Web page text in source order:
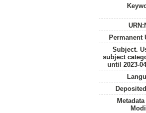
Permanent
Subject.
subject
until 2023-